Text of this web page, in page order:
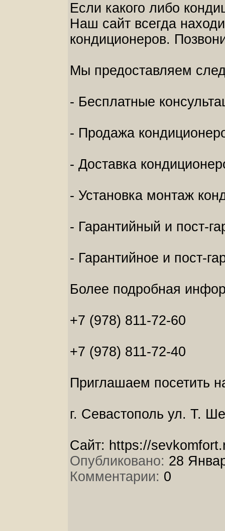
Если какого либо
Наш сайт всегда
кондиционеров.
Мы предоставляем
- Бесплатные
- Продажа
- Доставка
- Установка монтаж
- Гарантийный и пост-
- Гарантийное и пост-
Более подробная
+7 (978) 811-72-60
+7 (978) 811-72-40
Приглашаем посетить
г. Севастополь ул. Т.
Сайт: https://
Опубликовано: 28
Комментарии: 0